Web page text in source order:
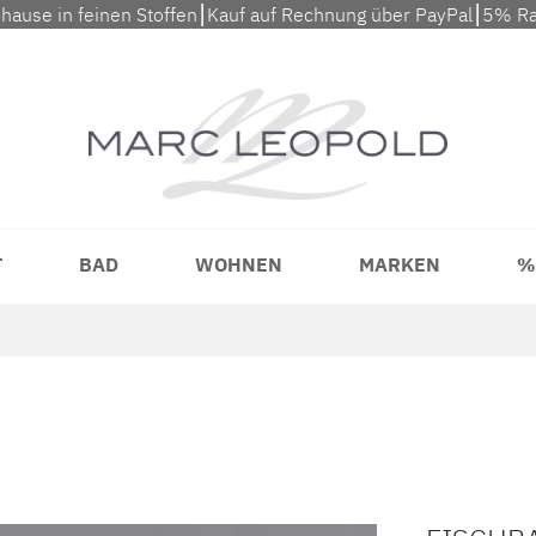
in feinen Stoffen⎮Kauf auf Rechnung über PayPal⎮5%
BAD WOHNEN MARKEN